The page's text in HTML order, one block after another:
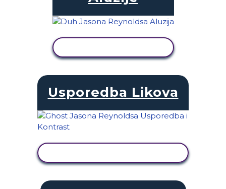
Usporedba Likova